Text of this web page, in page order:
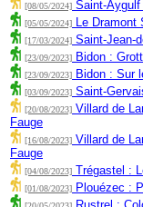
[08/05/2024] Saint-Aygulf
[05/05/2024] Le Dramont
[17/03/2024] Saint-Jean-
[23/09/2023] Bidon :
[23/09/2023] Bidon : Sur
[03/09/2023] Saint-
[20/08/2023] Villard de
Fauge
[16/08/2023] Villard de
Fauge
[04/08/2023] Trégastel :
[01/08/2023] Plouézec :